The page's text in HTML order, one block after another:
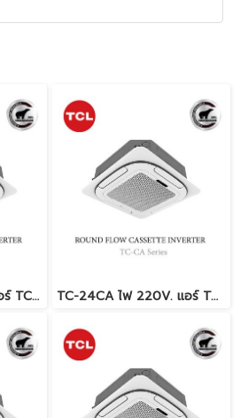
TC-18CA ไฟ 220V. แอร์ TCL รุ่นฝังฝ้าสี่ทิศทาง ระบบ Inverter น้ำยา R32 พร้อมบริการติดตั้ง TC-24CA ไฟ 220V. แอร์ TCL รุ่นฝังฝ้าสี่ทิศทาง ระบบ Inverter น้ำยา R32 พร้อมบริการติดตั้ง